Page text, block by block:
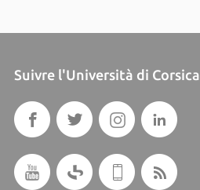
Suivre l'Università di Corsica